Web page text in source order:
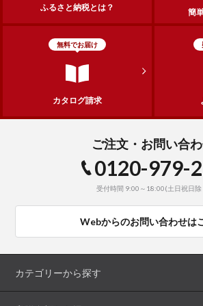
ふるさと納税とは？ 簡
無料でお届け
カタログ請求
ご注文・お問い合
0120-979-
受付時間 9:00～18:00(土日祝日除
Webからのお問い合わせは
カテゴリーから探す